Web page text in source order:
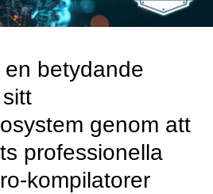
betydande
genom att
professionella
kompilatorer